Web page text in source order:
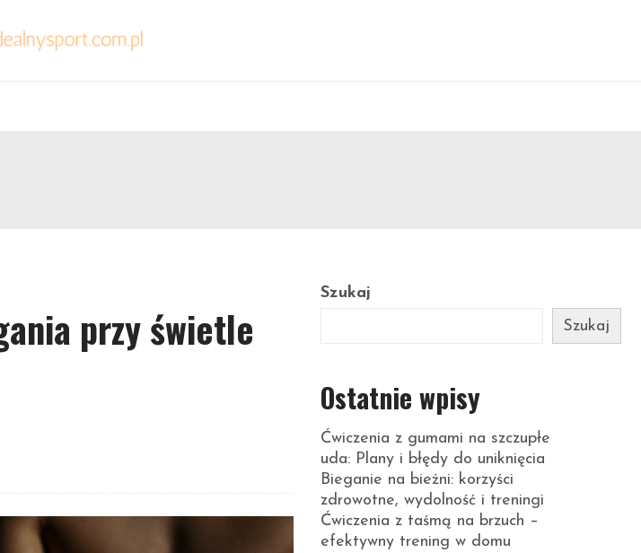
przy świetle
Szukaj
Szukaj
Ostatnie wpisy
Ćwiczenia z gumami na szczupłe
uda: Plany i błędy do uniknięcia
Bieganie na bieżni: korzyści
zdrowotne, wydolność i treningi
Ćwiczenia z taśmą na brzuch –
efektywny trening w domu